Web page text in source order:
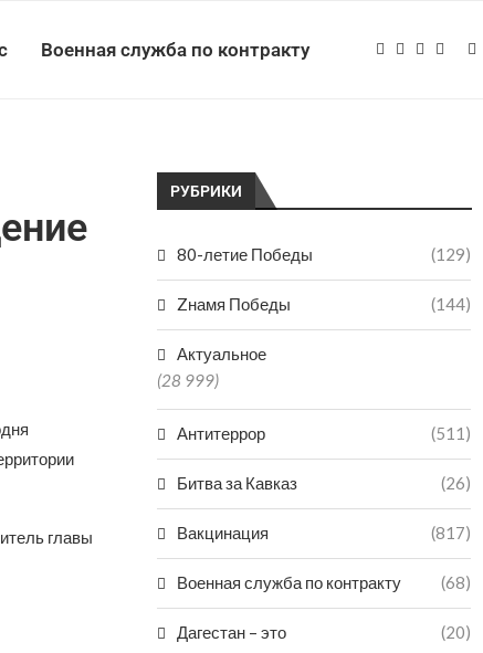
Военная служба по контракту
главы
РУБРИКИ
80-летие Победы (129)
Zнамя Победы (144)
Актуальное
(28 999)
Антитеррор (511)
Битва за Кавказ (26)
Вакцинация (817)
Военная служба по контракту (68)
Дагестан – это (20)